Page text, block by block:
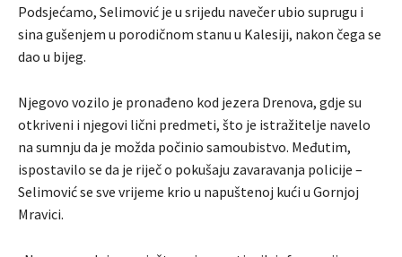
Podsjećamo, Selimović je u srijedu navečer ubio suprugu i
sina gušenjem u porodičnom stanu u Kalesiji, nakon čega se
dao u bijeg.
Njegovo vozilo je pronađeno kod jezera Drenova, gdje su
otkriveni i njegovi lični predmeti, što je istražitelje navelo
na sumnju da je možda počinio samoubistvo. Međutim,
ispostavilo se da je riječ o pokušaju zavaravanja policije –
Selimović se sve vrijeme krio u napuštenoj kući u Gornjoj
Mravici.